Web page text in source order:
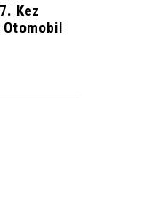
Kez
Otomobil